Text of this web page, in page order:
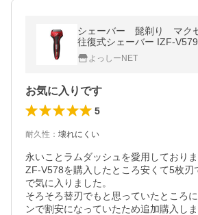
シェーバー 髭剃り マク
往復式シェーバー IZF-
り) よっしーNET
お気に入りです
5
耐久性 ： 壊れにくい
永いことラムダッシュを愛用しており
ZF-V578を購入したところ安くて5枚刃
で気に入りました。
そろそろ替刃でもと思っていたところ
ンで割安になっていたため追加購入しま